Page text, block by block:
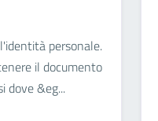
personale.
il documento
dove &eg...